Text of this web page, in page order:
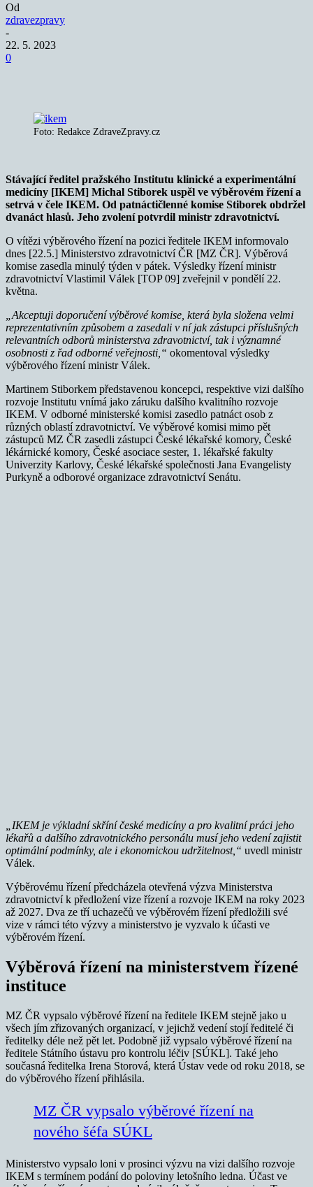
Od
zdravezpravy
-
22. 5. 2023
0
Foto: Redakce ZdraveZpravy.cz
Stávající ředitel pražského Institutu klinické a experimentální
medicíny [IKEM] Michal Stiborek uspěl ve výběrovém řízení a
setrvá v čele IKEM. Od patnáctičlenné komise Stiborek obdržel
dvanáct hlasů. Jeho zvolení potvrdil ministr zdravotnictví.
O vítězi výběrového řízení na pozici ředitele IKEM informovalo
dnes [22.5.] Ministerstvo zdravotnictví ČR [MZ ČR]. Výběrová
komise zasedla minulý týden v pátek. Výsledky řízení ministr
zdravotnictví Vlastimil Válek [TOP 09] zveřejnil v pondělí 22.
května.
„Akceptuji doporučení výběrové komise, která byla složena velmi
reprezentativním způsobem a zasedali v ní jak zástupci příslušných
relevantních odborů ministerstva zdravotnictví, tak i významné
osobnosti z řad odborné veřejnosti,“ okomentoval výsledky
výběrového řízení ministr Válek.
Martinem Stiborkem představenou koncepci, respektive vizi dalšího
rozvoje Institutu vnímá jako záruku dalšího kvalitního rozvoje
IKEM. V odborné ministerské komisi zasedlo patnáct osob z
různých oblastí zdravotnictví. Ve výběrové komisi mimo pět
zástupců MZ ČR zasedli zástupci České lékařské komory, České
lékárnické komory, České asociace sester, 1. lékařské fakulty
Univerzity Karlovy, České lékařské společnosti Jana Evangelisty
Purkyně a odborové organizace zdravotnictví Senátu.
„IKEM je výkladní skříní české medicíny a pro kvalitní práci jeho
lékařů a dalšího zdravotnického personálu musí jeho vedení zajistit
optimální podmínky, ale i ekonomickou udržitelnost,“ uvedl ministr
Válek.
Výběrovému řízení předcházela otevřená výzva Ministerstva
zdravotnictví k předložení vize řízení a rozvoje IKEM na roky 2023
až 2027. Dva ze tří uchazečů ve výběrovém řízení předložili své
vize v rámci této výzvy a ministerstvo je vyzvalo k účasti ve
výběrovém řízení.
Výběrová řízení na ministerstvem řízené
instituce
MZ ČR vypsalo výběrové řízení na ředitele IKEM stejně jako u
všech jím zřizovaných organizací, v jejichž vedení stojí ředitelé či
ředitelky déle než pět let. Podobně již vypsalo výběrové řízení na
ředitele Státního ústavu pro kontrolu léčiv [SÚKL]. Také jeho
současná ředitelka Irena Storová, která Ústav vede od roku 2018, se
do výběrového řízení přihlásila.
MZ ČR vypsalo výběrové řízení na
nového šéfa SÚKL
Ministerstvo vypsalo loni v prosinci výzvu na vizi dalšího rozvoje
IKEM s termínem podání do poloviny letošního ledna. Účast ve